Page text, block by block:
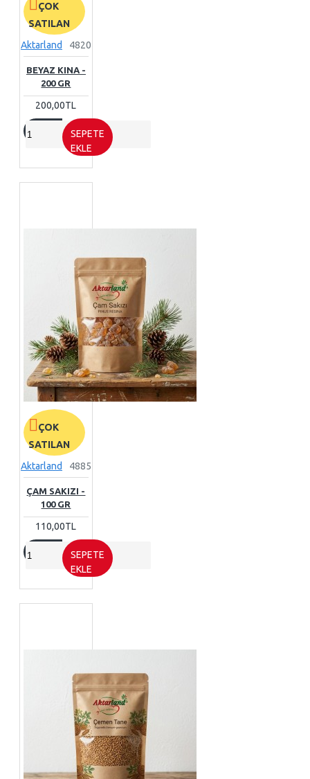
ÇOK
SATILAN
Aktarland
4820
BEYAZ KINA -
200 GR
200,00TL
SEPETE
EKLE
ÇOK
SATILAN
Aktarland
4885
ÇAM SAKIZI -
100 GR
110,00TL
SEPETE
EKLE